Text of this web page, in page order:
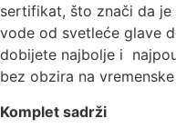
sertifikat, što znači da
vode od svetleće glave
dobijete najbolje i
bez obzira na
Komplet sadrži